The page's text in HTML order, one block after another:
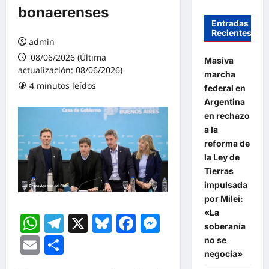
bonaerenses
admin
08/06/2026 (Última
actualización: 08/06/2026)
4 minutos leídos
WhatsApp
Telegram
X Bluesky
Facebook
Messenger
Email
Entradas
Recientes
Masiva
marcha
federal en
Argentina
en rechazo
a la
reforma de
la Ley de
Tierras
impulsada
por Milei:
«La
soberanía
no se
negocia»